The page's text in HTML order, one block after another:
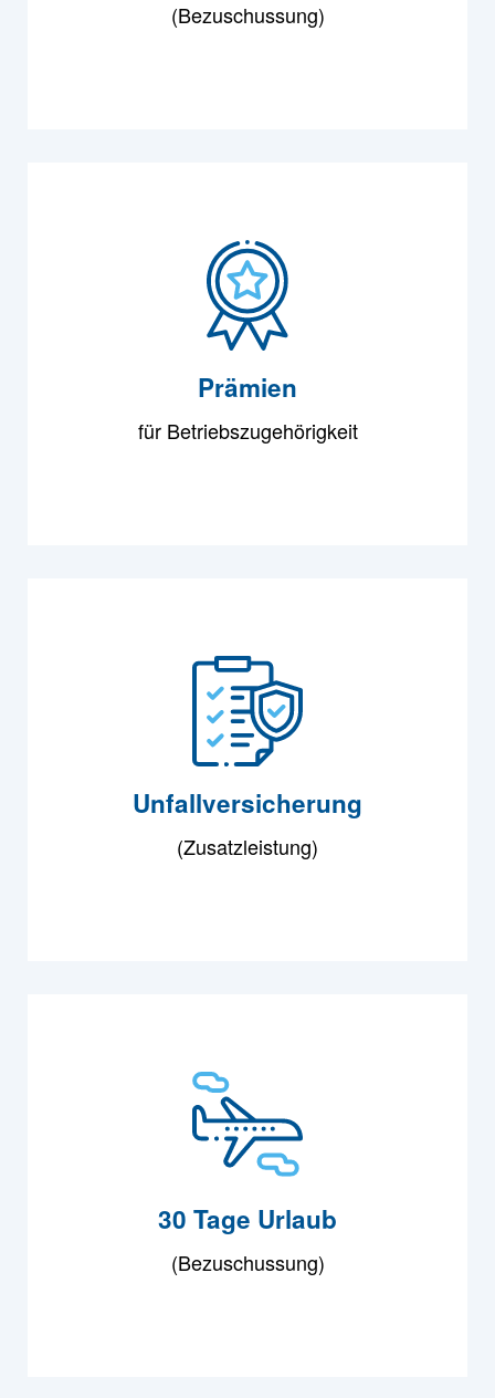
(Bezuschussung)
Prämien
für Betriebszugehörigkeit
Unfallversicherung
(Zusatzleistung)
30 Tage Urlaub
(Bezuschussung)